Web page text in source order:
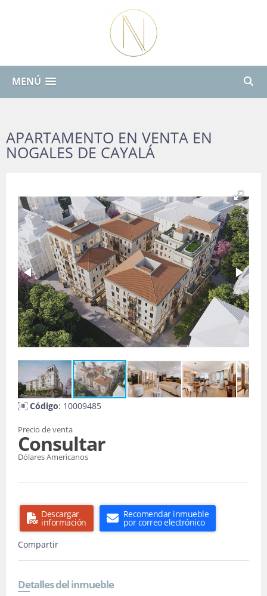
MENÚ
APARTAMENTO EN VENTA EN
NOGALES DE CAYALÁ
Código: 10009485
Precio de venta
Consultar
Dólares Americanos
Descargar
información
Recomendar inmueble
por correo electrónico
Compartir
Detalles del inmueble